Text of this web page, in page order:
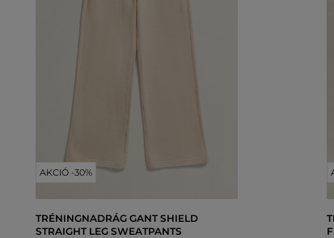
AKCIÓ -30%
TRÉNINGNADRÁG GANT SHIELD
STRAIGHT LEG SWEATPANTS